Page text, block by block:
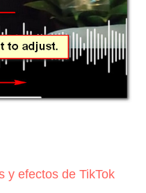
y efectos de TikTok